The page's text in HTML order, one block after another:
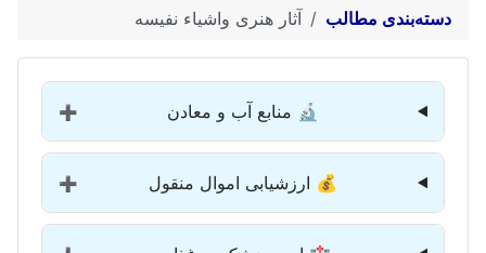
دسته‌بندی مطالب آثار هنری واشیاء نفیسه
🔬 منابع آب و معادن ➕
💰 ارزشیابی اموال منقول ➕